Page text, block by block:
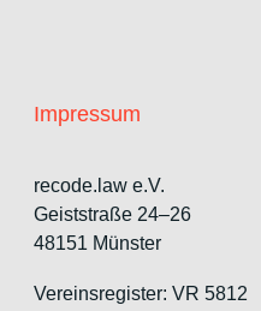
Impressum
recode.law e.V.
Geiststraße 24–26
48151 Münster
Vereinsregister: VR 5812